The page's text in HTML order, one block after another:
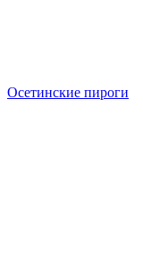
Осетинские пироги